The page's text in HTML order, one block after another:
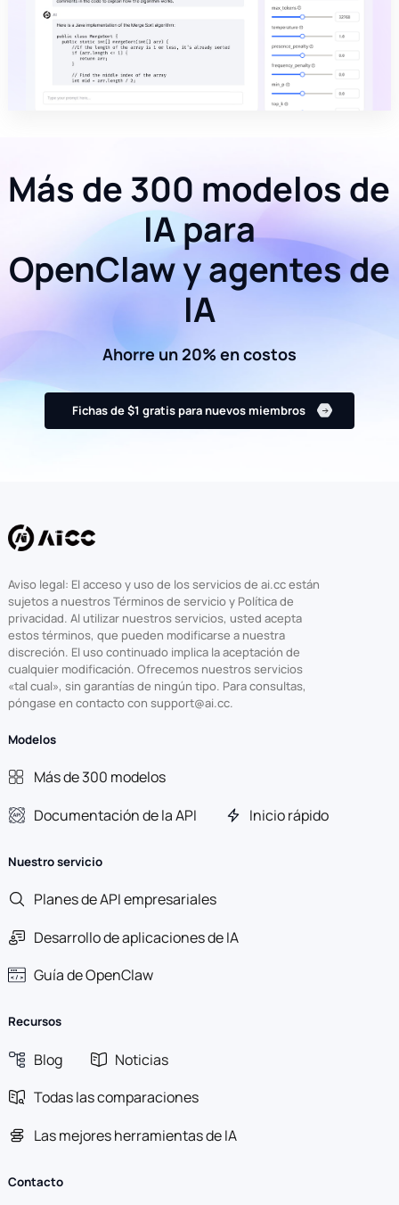
Más de 300 modelos de
IA para
OpenClaw y agentes de
IA
Ahorre un 20% en costos
Fichas de $1 gratis para nuevos miembros
Aviso legal: El acceso y uso de los servicios de ai.cc están
sujetos a nuestros Términos de servicio y Política de
privacidad. Al utilizar nuestros servicios, usted acepta
estos términos, que pueden modificarse a nuestra
discreción. El uso continuado implica la aceptación de
cualquier modificación. Ofrecemos nuestros servicios
«tal cual», sin garantías de ningún tipo. Para consultas,
póngase en contacto con support@ai.cc.
Modelos
Más de 300 modelos
Documentación de la API
Inicio rápido
Nuestro servicio
Planes de API empresariales
Desarrollo de aplicaciones de IA
Guía de OpenClaw
Recursos
Blog
Noticias
Todas las comparaciones
Las mejores herramientas de IA
Contacto